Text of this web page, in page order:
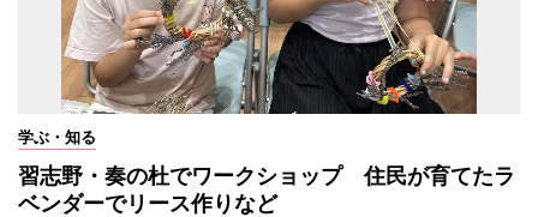
学ぶ・知る
習志野・奏の杜でワークショップ 住民が育てたラ
ベンダーでリース作りなど